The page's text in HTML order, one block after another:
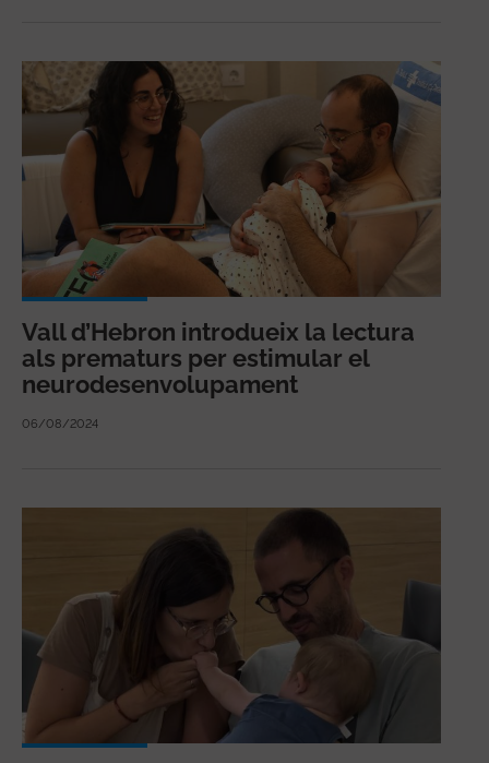
Vall d’Hebron introdueix la lectura
als prematurs per estimular el
neurodesenvolupament
06/08/2024